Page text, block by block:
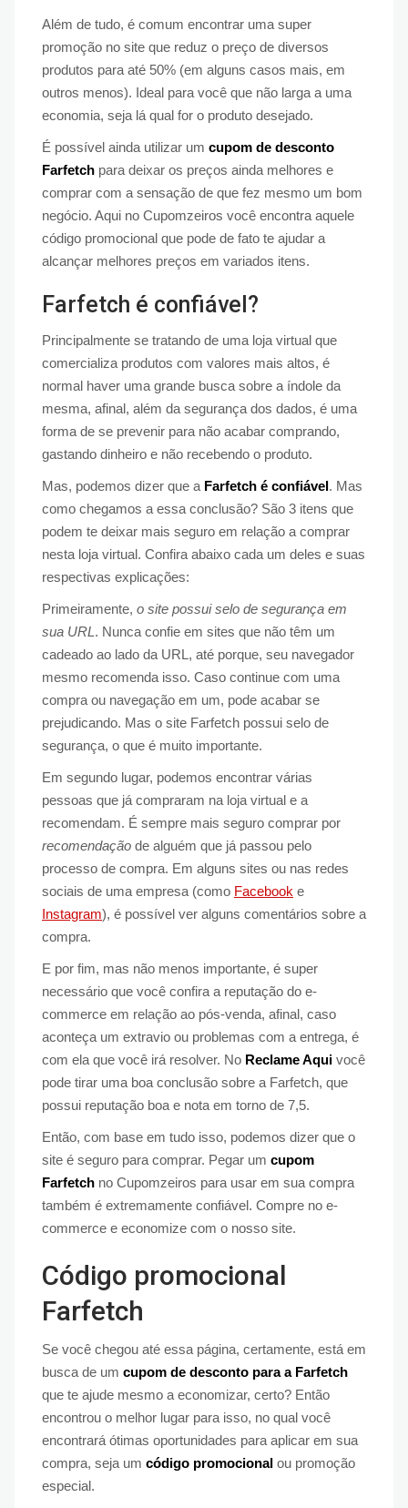
Além de tudo, é comum encontrar uma super
promoção no site que reduz o preço de diversos
produtos para até 50% (em alguns casos mais, em
outros menos). Ideal para você que não larga a uma
economia, seja lá qual for o produto desejado.
É possível ainda utilizar um cupom de desconto
Farfetch para deixar os preços ainda melhores e
comprar com a sensação de que fez mesmo um bom
negócio. Aqui no Cupomzeiros você encontra aquele
código promocional que pode de fato te ajudar a
alcançar melhores preços em variados itens.
Farfetch é confiável?
Principalmente se tratando de uma loja virtual que
comercializa produtos com valores mais altos, é
normal haver uma grande busca sobre a índole da
mesma, afinal, além da segurança dos dados, é uma
forma de se prevenir para não acabar comprando,
gastando dinheiro e não recebendo o produto.
Mas, podemos dizer que a Farfetch é confiável. Mas
como chegamos a essa conclusão? São 3 itens que
podem te deixar mais seguro em relação a comprar
nesta loja virtual. Confira abaixo cada um deles e suas
respectivas explicações:
Primeiramente, o site possui selo de segurança em
sua URL . Nunca confie em sites que não têm um
cadeado ao lado da URL, até porque, seu navegador
mesmo recomenda isso. Caso continue com uma
compra ou navegação em um, pode acabar se
prejudicando. Mas o site Farfetch possui selo de
segurança, o que é muito importante.
Em segundo lugar, podemos encontrar várias
pessoas que já compraram na loja virtual e a
recomendam. É sempre mais seguro comprar por
recomendação de alguém que já passou pelo
processo de compra. Em alguns sites ou nas redes
sociais de uma empresa (como Facebook e
Instagram), é possível ver alguns comentários sobre a
compra.
E por fim, mas não menos importante, é super
necessário que você confira a reputação do e-
commerce em relação ao pós-venda, afinal, caso
aconteça um extravio ou problemas com a entrega, é
com ela que você irá resolver. No Reclame Aqui você
pode tirar uma boa conclusão sobre a Farfetch, que
possui reputação boa e nota em torno de 7,5.
Então, com base em tudo isso, podemos dizer que o
site é seguro para comprar. Pegar um cupom
Farfetch no Cupomzeiros para usar em sua compra
também é extremamente confiável. Compre no e-
commerce e economize com o nosso site.
Código promocional
Farfetch
Se você chegou até essa página, certamente, está em
busca de um cupom de desconto para a Farfetch
que te ajude mesmo a economizar, certo? Então
encontrou o melhor lugar para isso, no qual você
encontrará ótimas oportunidades para aplicar em sua
compra, seja um código promocional ou promoção
especial.